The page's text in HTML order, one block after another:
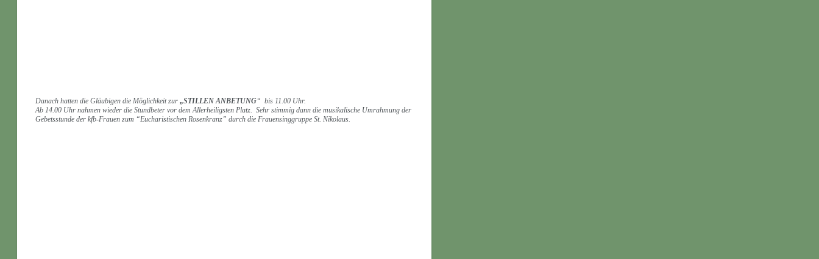
Danach hatten die Gläubigen die Möglichkeit zur „STILLEN ANBETUNG“ bis 11.00 Uhr.
Ab 14.00 Uhr nahmen wieder die Stundbeter vor dem Allerheiligsten Platz. Sehr stimmig dann die musikalische Umrahmung der
Gebetsstunde der kfb-Frauen zum “Eucharistischen Rosenkranz” durch die Frauensinggruppe St. Nikolaus.